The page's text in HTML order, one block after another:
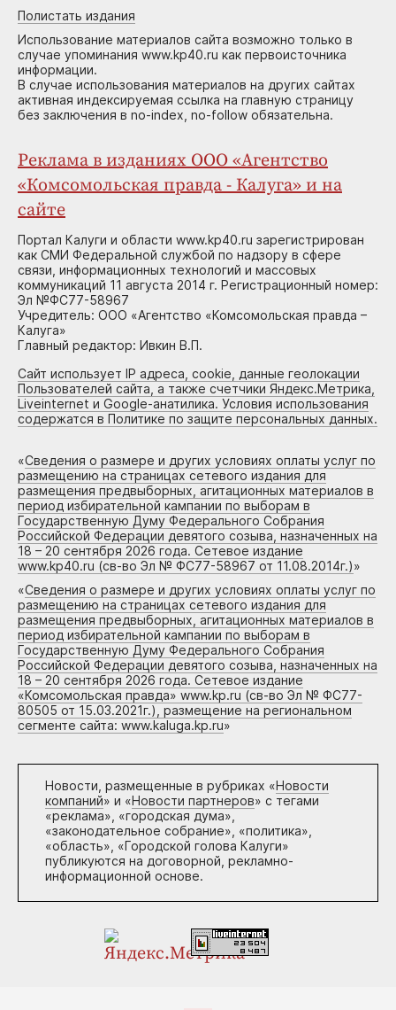
Полистать издания
Использование материалов сайта возможно только в
случае упоминания www.kp40.ru как первоисточника
информации.
В случае использования материалов на других сайтах
активная индексируемая ссылка на главную страницу
без заключения в no-index, no-follow обязательна.
Реклама в изданиях ООО «Агентство
«Комсомольская правда - Калуга» и на
сайте
Портал Калуги и области www.kp40.ru зарегистрирован
как СМИ Федеральной службой по надзору в сфере
связи, информационных технологий и массовых
коммуникаций 11 августа 2014 г. Регистрационный номер:
Эл №ФС77-58967
Учредитель: ООО «Агентство «Комсомольская правда –
Калуга»
Главный редактор: Ивкин В.П.
Сайт использует IP адреса, cookie, данные геолокации
Пользователей сайта, а также счетчики Яндекс.Метрика,
Liveinternet и Google-анатилика. Условия использования
содержатся в Политике по защите персональных данных.
«Сведения о размере и других условиях оплаты услуг по
размещению на страницах сетевого издания для
размещения предвыборных, агитационных материалов в
период избирательной кампании по выборам в
Государственную Думу Федерального Собрания
Российской Федерации девятого созыва, назначенных на
18 – 20 сентября 2026 года. Сетевое издание
www.kp40.ru (св-во Эл № ФС77-58967 от 11.08.2014г.)»
«Сведения о размере и других условиях оплаты услуг по
размещению на страницах сетевого издания для
размещения предвыборных, агитационных материалов в
период избирательной кампании по выборам в
Государственную Думу Федерального Собрания
Российской Федерации девятого созыва, назначенных на
18 – 20 сентября 2026 года. Сетевое издание
«Комсомольская правда» www.kp.ru (св-во Эл № ФС77-
80505 от 15.03.2021г.), размещение на региональном
сегменте сайта: www.kaluga.kp.ru»
Новости, размещенные в рубриках «Новости
компаний» и «Новости партнеров» с тегами
«реклама», «городская дума»,
«законодательное собрание», «политика»,
«область», «Городской голова Калуги»
публикуются на договорной, рекламно-
информационной основе.